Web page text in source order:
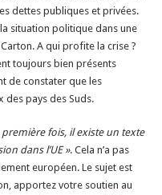
dettes publiques et privées.
situation politique dans une
Carton. A qui profite la crise ?
toujours bien présents
de constater que les
pays des Suds.
fois, il existe un texte
dans l’UE ». Cela n’a pas
européen. Le sujet est
apportez votre soutien au